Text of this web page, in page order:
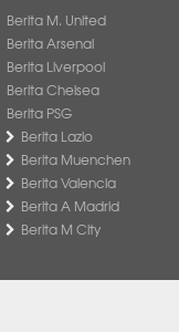
Berita M. United
Berita Arsenal
Berita Liverpool
Berita Chelsea
Berita PSG
Berita Lazio
Berita Muenchen
Berita Valencia
Berita A Madrid
Berita M City